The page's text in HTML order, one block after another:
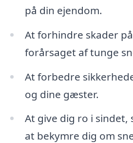
på din ejendom.
At forhindre skader
forårsaget af tunge
At forbedre
og dine gæster.
At give dig ro i sindet,
at bekymre dig om